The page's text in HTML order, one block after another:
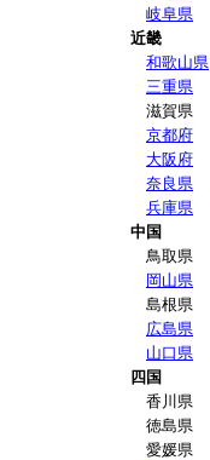
岐阜県
近畿
和歌山県
三重県
滋賀県
京都府
大阪府
奈良県
兵庫県
中国
鳥取県
岡山県
島根県
広島県
山口県
四国
香川県
徳島県
愛媛県